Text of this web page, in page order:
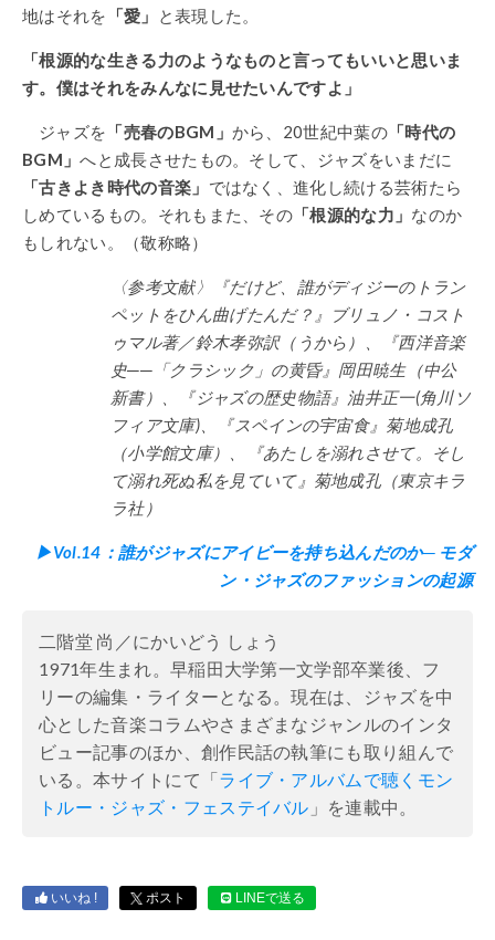
地はそれを 「愛」 と表現した。
「根源的な生きる力のようなものと言ってもいいと思いま
す。僕はそれをみんなに見せたいんですよ」
ジャズを 「売春のBGM」 から、20世紀中葉の 「時代の
BGM」へと成長させたもの。そして、ジャズをいまだに
「古きよき時代の音楽」 ではなく、進化し続ける芸術たら
しめているもの。それもまた、その 「根源的な力」 なのか
もしれない。（敬称略）
〈参考文献〉
『だけど、誰がディジーのトラン
ペットをひん曲げたんだ？』ブリュノ・コスト
ゥマル著／鈴木孝弥訳（うから）、『西洋音楽
史──「クラシック」の黄昏』岡田暁生（中公
新書）、『ジャズの歴史物語』油井正一(角川ソ
フィア文庫)、『スペインの宇宙食』菊地成孔
（小学館文庫）、『あたしを溺れさせて。そし
て溺れ死ぬ私を見ていて』菊地成孔（東京キラ
ラ社）
▶︎Vol.14：誰がジャズにアイビーを持ち込んだのか─ モダ
ン・ジャズのファッションの起源
二階堂 尚／にかいどう しょう
1971年生まれ。早稲田大学第一文学部卒業後、フ
リーの編集・ライターとなる。現在は、ジャズを中
心とした音楽コラムやさまざまなジャンルのインタ
ビュー記事のほか、創作民話の執筆にも取り組んで
いる。本サイトにて「ライブ・アルバムで聴くモン
トルー・ジャズ・フェステイバル 」を連載中。
いいね ! ポスト LINEで送る